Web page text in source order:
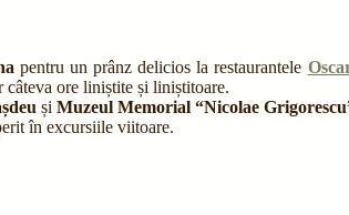
pentru un prânz delicios la restaurantele
ore liniștite și liniștitoare.
și Muzeul Memorial “Nicolae
în excursiile viitoare.